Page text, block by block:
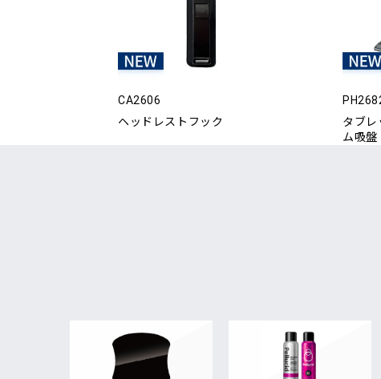
CA2606
ヘッドレストフック
タブレ
ム吸盤